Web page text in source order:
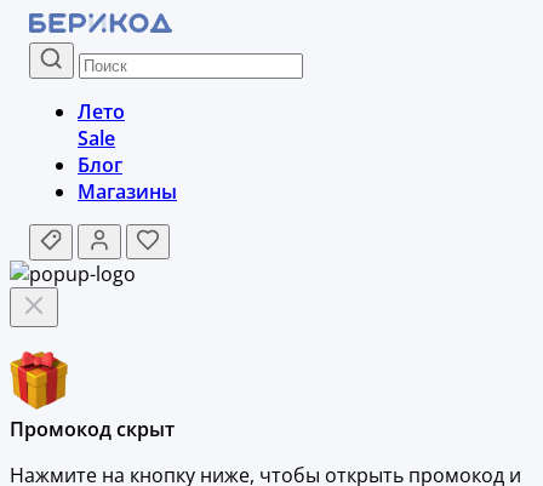
Лето
Sale
Блог
Магазины
Промокод скрыт
Нажмите на кнопку ниже, чтобы открыть промокод и